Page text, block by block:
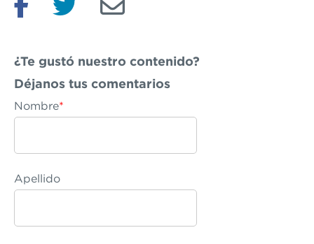
¿Te gustó nuestro contenido?
Déjanos tus comentarios
Nombre*
Apellido